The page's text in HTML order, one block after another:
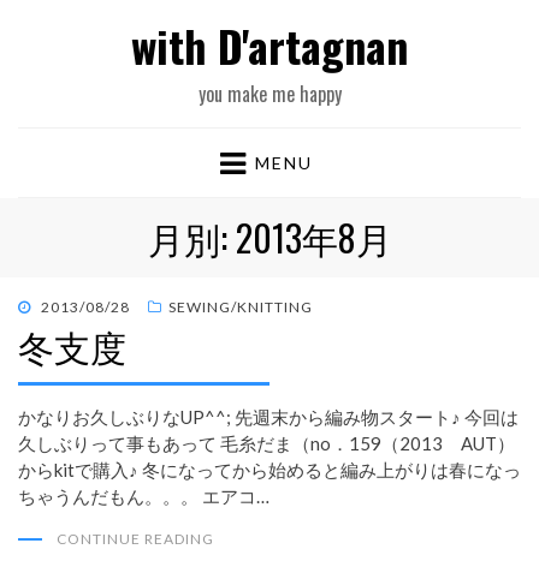
with D'artagnan
you make me happy
MENU
月別: 2013年8月
POSTED
ON
2013/08/28 SEWING/KNITTING
冬支度
かなりお久しぶりなUP^^; 先週末から編み物スタート♪ 今回は
久しぶりって事もあって 毛糸だま（no．159（2013 AUT）
からkitで購入♪ 冬になってから始めると編み上がりは春になっ
ちゃうんだもん。。。 エアコ…
CONTINUE READING